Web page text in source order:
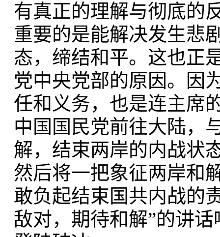
有真正的理解与彻底的
重要的是能解决发生悲
态，缔结和平。这也正
党中央党部的原因。因
任和义务，也是连主席
中国国民党前往大陆，
解，结束两岸的内战状
然后将一把象征两岸和
敢负起结束国共内战的
敌对，期待和解”的讲